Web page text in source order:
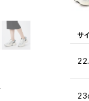
サ